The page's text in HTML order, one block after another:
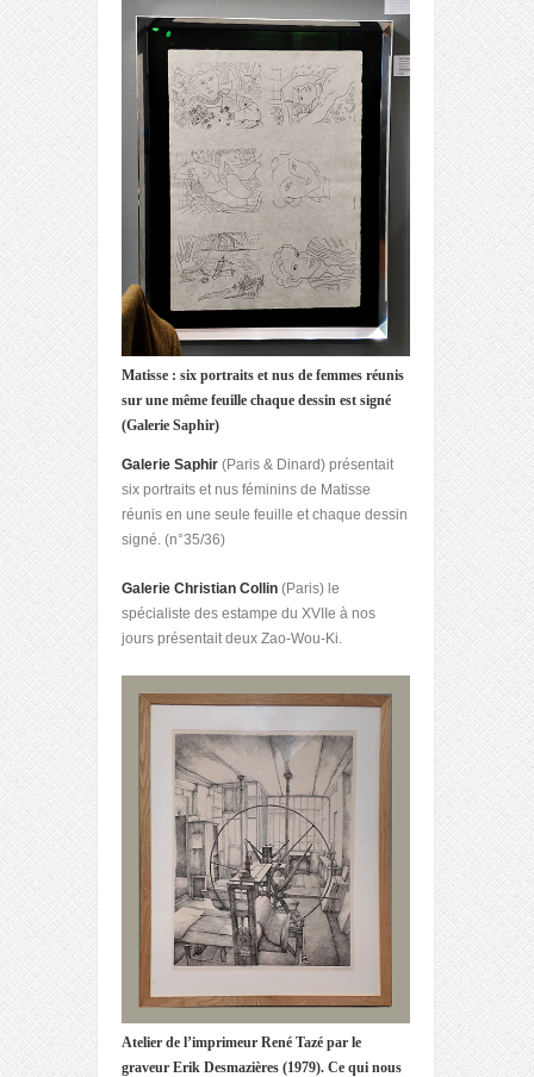
Matisse : six portraits et nus de femmes réunis
sur une même feuille chaque dessin est signé
(Galerie Saphir)
Galerie Saphir (Paris & Dinard) présentait
six portraits et nus féminins de Matisse
réunis en une seule feuille et chaque dessin
signé. (n°35/36)
Galerie Christian Collin (Paris) le
spécialiste des estampe du XVIIe à nos
jours présentait deux Zao-Wou-Ki.
Atelier de l’imprimeur René Tazé par le
graveur Erik Desmazières (1979). Ce qui nous